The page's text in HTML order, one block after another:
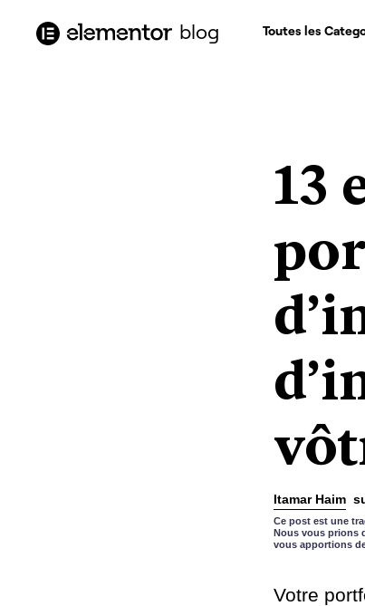
principal
blog Toutes les
13
Itamar Haim
Ce post est une
Nous vous prions
vous apportions
Votre